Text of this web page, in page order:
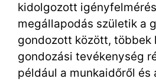
kidolgozott
megállapodás születik a
gondozott között, többek
gondozási tevékenység
például a munkaidőről és